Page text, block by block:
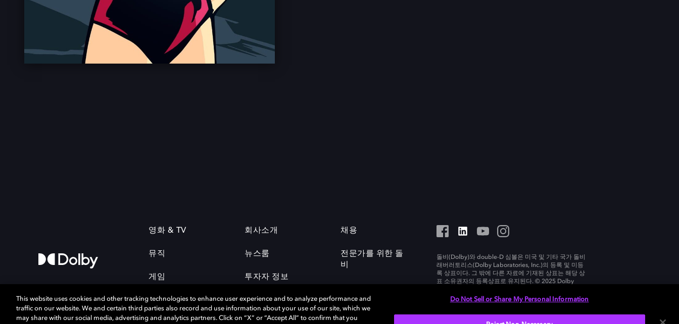
영화 & TV
뮤직
게임
회사소개
뉴스룸
투자자 정보
채용
전문가를 위한 돌
비
돌비(Dolby)와 double-D 심볼은 미국 및 기타 국가 돌비
래버러토리스(Dolby Laboratories, Inc.)의 등록 및 미등
록 상표이다. 그 밖에 다른 자료에 기재된 상표는 해당 상
표 소유권자의 등록상표로 유지된다. © 2025 Dolby
This website uses cookies and other tracking technologies to enhance user experience and to analyze performance and
traffic on our website. We and certain third parties also record and use information about your use of our site, which we
may share with our social media, advertising and analytics partners. Click on “X” or “Accept All” to confirm that you
Do Not Sell or Share My Personal Information